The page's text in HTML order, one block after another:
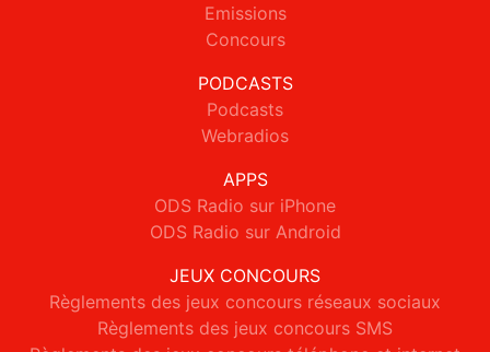
Emissions
Concours
PODCASTS
Podcasts
Webradios
APPS
ODS Radio sur iPhone
ODS Radio sur Android
JEUX CONCOURS
Règlements des jeux concours réseaux sociaux
Règlements des jeux concours SMS